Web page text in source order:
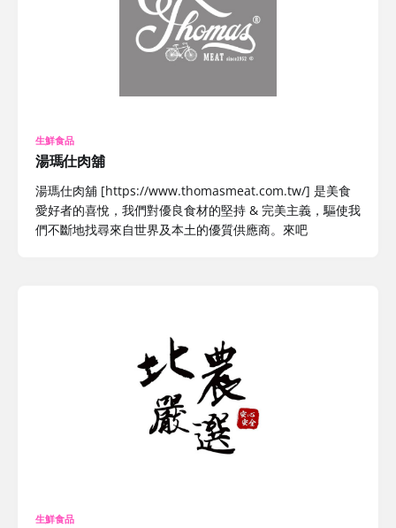
生鮮食品
湯瑪仕肉舖
湯瑪仕肉舖 [https://www.thomasmeat.com.tw/] 是美食
愛好者的喜悅，我們對優良食材的堅持 & 完美主義，驅使我
們不斷地找尋來自世界及本土的優質供應商。來吧
生鮮食品